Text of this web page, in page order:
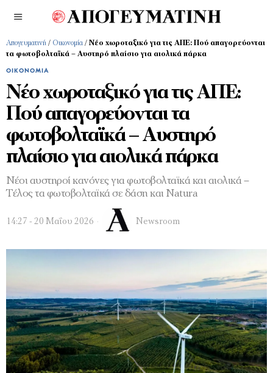
Απογευματινή / Οικονομία / Nέο χωροταξικό για τις ΑΠΕ: Πού απαγορεύονται
τα φωτοβολταϊκά – Αυστηρό πλαίσιο για αιολικά πάρκα
ΟΙΚΟΝΟΜΊΑ
Nέο χωροταξικό για τις ΑΠΕ:
Πού απαγορεύονται τα
φωτοβολταϊκά – Αυστηρό
πλαίσιο για αιολικά πάρκα
Νέοι αυστηροί κανόνες για φωτοβολταϊκά και αιολικά –
Τέλος τα φωτοβολταϊκά σε δάση και Natura
14:27 - 20 Μαΐου 2026 Newsroom